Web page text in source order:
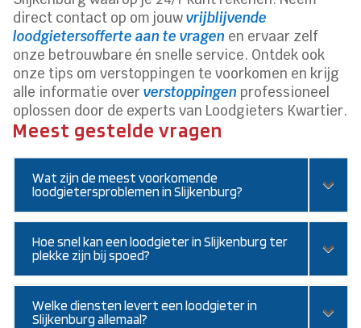
direct contact op om jouwvrijblijvende
loodgietersofferte aan te vragen en ervaar zelf
onze betrouwbare én snelle service. Ontdek ook
onze tips om verstoppingen te voorkomen en krijg
alle informatie oververstoppingen professioneel
oplossen door de experts van Loodgieters Kwartier.
Meest gestelde vragen
Wat zijn de meest voorkomende
loodgietersproblemen in Slijkenburg?
Hoe snel kan een loodgieter in Slijkenburg ter
plekke zijn bij spoed?
Welke diensten levert een loodgieter in
Slijkenburg allemaal?